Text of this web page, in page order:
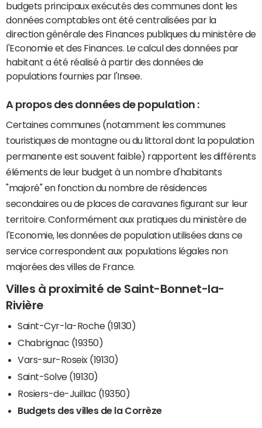
budgets principaux exécutés des communes dont les
données comptables ont été centralisées par la
direction générale des Finances publiques du ministère de
l'Economie et des Finances. Le calcul des données par
habitant a été réalisé à partir des données de
populations fournies par l'Insee.
A propos des données de population :
Certaines communes (notamment les communes
touristiques de montagne ou du littoral dont la population
permanente est souvent faible) rapportent les différents
éléments de leur budget à un nombre d'habitants
"majoré" en fonction du nombre de résidences
secondaires ou de places de caravanes figurant sur leur
territoire. Conformément aux pratiques du ministère de
l'Economie, les données de population utilisées dans ce
service correspondent aux populations légales non
majorées des villes de France.
Villes à proximité de Saint-Bonnet-la-
Rivière
Saint-Cyr-la-Roche (19130)
Chabrignac (19350)
Vars-sur-Roseix (19130)
Saint-Solve (19130)
Rosiers-de-Juillac (19350)
Budgets des villes de la Corrèze